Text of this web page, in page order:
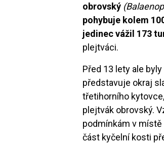
obrovský
pohybuje kolem
jedinec vážil 173
plejtváci.
Před 13 lety ale
představuje okraj
třetihorního
plejtvák obrovský.
podmínkám v místě
část kyčelní kosti